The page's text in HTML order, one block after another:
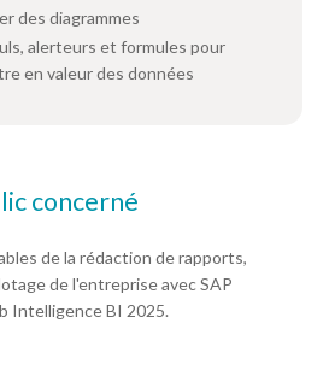
des diagrammes
alerteurs et formules pour
en valeur des données
concerné
de la rédaction de rapports,
de l'entreprise avec SAP
Intelligence BI 2025.